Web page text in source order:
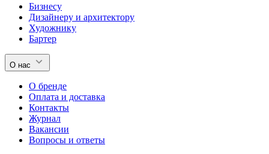
Бизнесу
Дизайнеру и архитектору
Художнику
Бартер
О нас
О бренде
Оплата и доставка
Контакты
Журнал
Вакансии
Вопросы и ответы